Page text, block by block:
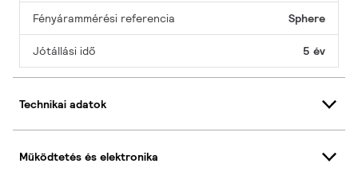
Fényárammérési referencia Sphere
Jótállási idő 5 év
Technikai adatok
Működtetés és elektronika